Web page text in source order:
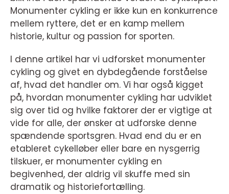
Monumenter cykling er ikke kun en konkurrence
mellem ryttere, det er en kamp mellem
historie, kultur og passion for sporten.
I denne artikel har vi udforsket monumenter
cykling og givet en dybdegående forståelse
af, hvad det handler om. Vi har også kigget
på, hvordan monumenter cykling har udviklet
sig over tid og hvilke faktorer der er vigtige at
vide for alle, der ønsker at udforske denne
spændende sportsgren. Hvad end du er en
etableret cykelløber eller bare en nysgerrig
tilskuer, er monumenter cykling en
begivenhed, der aldrig vil skuffe med sin
dramatik og historiefortælling.